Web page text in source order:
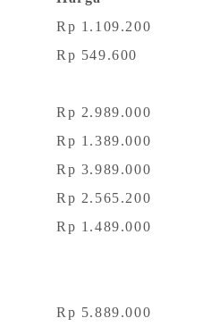
Rp 1.109.200
Rp 549.600
Rp 2.989.000
Rp 1.389.000
Rp 3.989.000
Rp 2.565.200
Rp 1.489.000
Rp 5.889.000